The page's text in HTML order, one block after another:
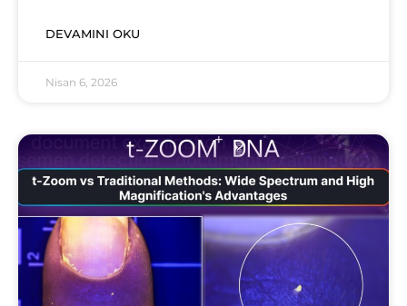
DEVAMINI OKU
Nisan 6, 2026